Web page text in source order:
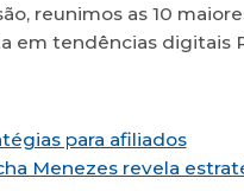
reunimos as 10
em tendências digitais
para afiliados
Menezes revela